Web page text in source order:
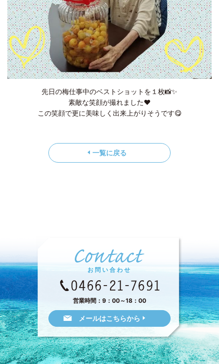
先日の梅仕事中のベストショットを１枚📸✨
素敵な笑顔が撮れました❤
この笑顔で更に美味しく出来上がりそうです😋
一覧に戻る
お問い合わせ
営業時間：9：00～18：00
メールはこちらから